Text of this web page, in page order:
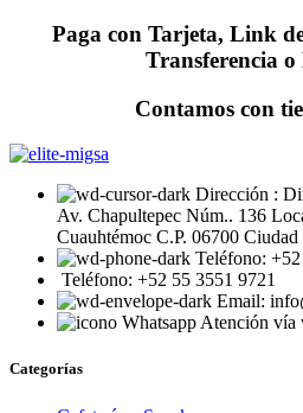
Paga con Tarjeta, Link
Transferencia o
Contamos con
Dirección :
Av. Chapultepec Núm.. 136
Cuauhtémoc C.P. 06700
Teléfono:
Teléfono: +52 55 3551 9721
Email:
Atención vía
Categorías